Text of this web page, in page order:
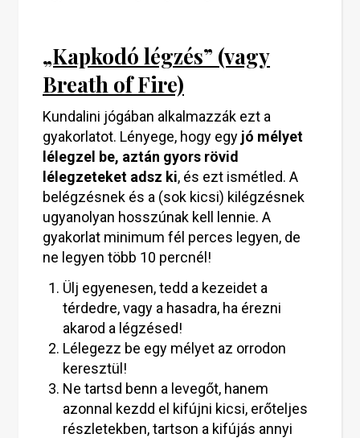
„Kapkodó légzés” (vagy
Breath of Fire)
Kundalini jógában alkalmazzák ezt a
gyakorlatot. Lényege, hogy egy jó mélyet
lélegzel be, aztán gyors rövid
lélegzeteket adsz ki, és ezt ismétled. A
belégzésnek és a (sok kicsi) kilégzésnek
ugyanolyan hosszúnak kell lennie. A
gyakorlat minimum fél perces legyen, de
ne legyen több 10 percnél!
Ülj egyenesen, tedd a kezeidet a
térdedre, vagy a hasadra, ha érezni
akarod a légzésed!
Lélegezz be egy mélyet az orrodon
keresztül!
Ne tartsd benn a levegőt, hanem
azonnal kezdd el kifújni kicsi, erőteljes
részletekben, tartson a kifújás annyi